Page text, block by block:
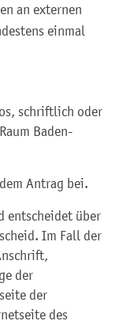
an externen
einmal
schriftlich oder
Baden-
Antrag bei.
entscheidet über
Im Fall der
der
der
des